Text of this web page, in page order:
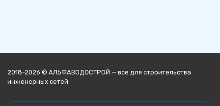
2018-2026 © АЛЬФАВОДОСТРОЙ — все для строительства
инженерных сетей